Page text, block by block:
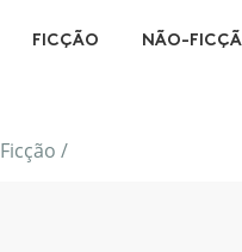
FICÇÃO NÃO-
Ficção /